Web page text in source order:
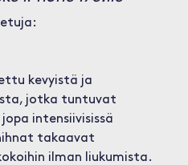
kevyistä ja
jotka tuntuvat
intensiivisissä
takaavat
ilman liukumista.